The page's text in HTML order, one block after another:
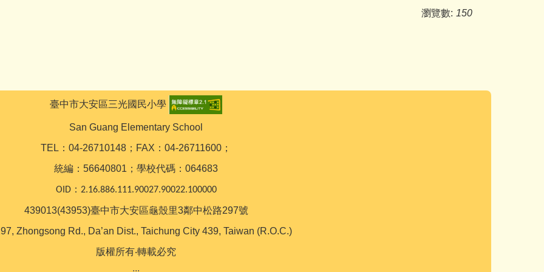
瀏覽數: 150
臺中市大安區三光國民小學
San Guang Elementary School
TEL：04-26710148；FAX：04-26711600；
統編：56640801；學校代碼：064683
OID：2.16.886.111.90027.90022.100000
439013(43953)臺中市大安區龜殼里3鄰中松路297號
Zhongsong Rd., Da’an Dist., Taichung City 439, Taiwan (R.O.C.)
版權所有‧轉載必究